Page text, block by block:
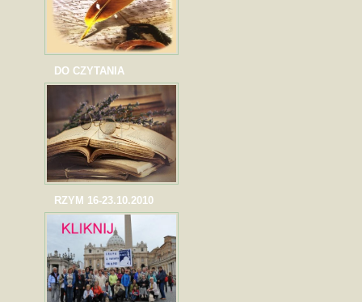
DO CZYTANIA
RZYM 16-23.10.2010